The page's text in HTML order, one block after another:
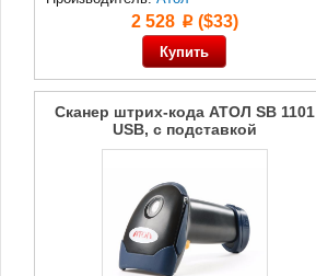
2 528 p($33)
Сканер штрих-кода АТОЛ SB 1101
USB, с подставкой